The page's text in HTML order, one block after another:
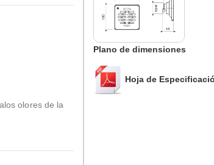
olores de la
Plano de dimensiones
Hoja de